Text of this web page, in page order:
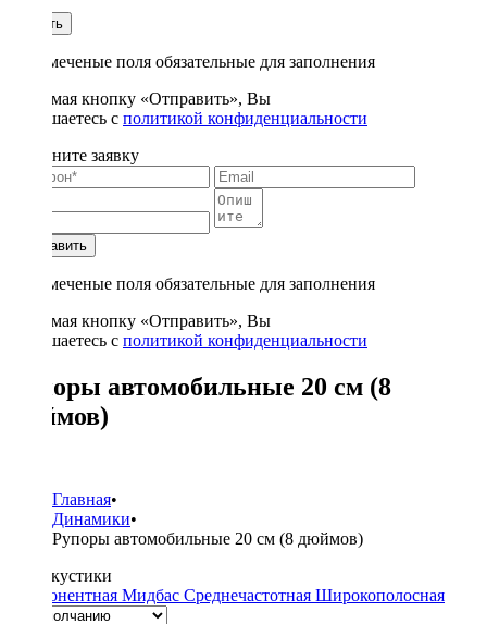
Купить
* - отмеченые поля обязательные для заполнения
Нажимая кнопку «Отправить», Вы
соглашаетесь с политикой конфиденциальности
Заполните заявку
Отправить
* - отмеченые поля обязательные для заполнения
Нажимая кнопку «Отправить», Вы
соглашаетесь с политикой конфиденциальности
Рупоры автомобильные 20 см (8
дюймов)
Главная•
Динамики•
Рупоры автомобильные 20 см (8 дюймов)
Тип акустики
Компонентная Мидбас Среднечастотная Широкополосная